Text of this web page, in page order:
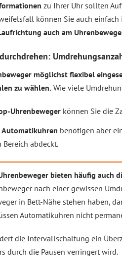
zu Ihrer Uhr sollten
können Sie auch
auch am
möglichst flexibel
zu wählen. Wie viele
Uhrenbeweger können Sie die
Automatikuhren benötigen aber
abdeckt.
bieten häufig auch
nach einer gewissen
in Bett-Nähe stehen haben,
Automatikuhren nicht
die Intervallschaltung ein
durch die Pausen verringert wird.